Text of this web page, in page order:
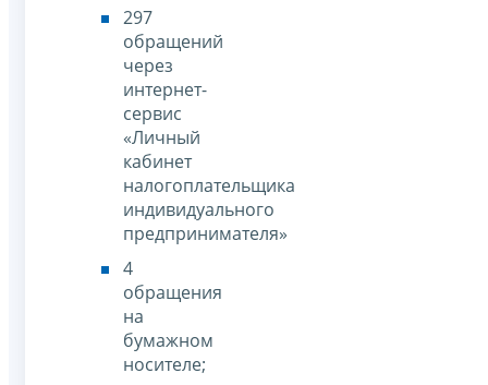
297
обращений
через
интернет-
сервис
«Личный
кабинет
налогоплательщика
индивидуального
предпринимателя»
4
обращения
на
бумажном
носителе;